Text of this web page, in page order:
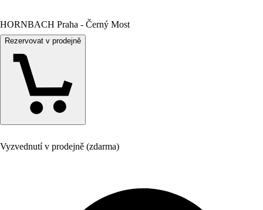
HORNBACH Praha - Černý Most
Rezervovat v prodejně
Vyzvednutí v prodejně (zdarma)